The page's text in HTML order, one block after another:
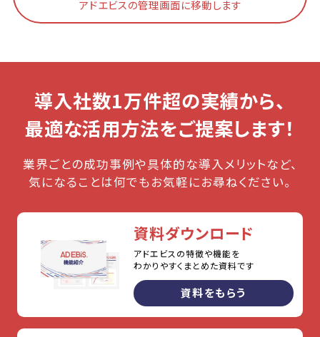
アドエビスの管理画面に移動します
導入社数1万件超の実績から、
最適な活用方法をご提案します！
業界ごとの成功事例や具体的な導入メリットなど、
気になることは何でもお気軽にお尋ねください。
資料ダウンロード
アドエビスの特徴や機能を
わかりやすくまとめた資料です
資料をもらう